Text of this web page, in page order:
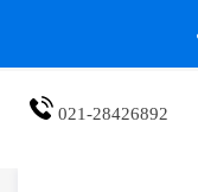
021-28426892